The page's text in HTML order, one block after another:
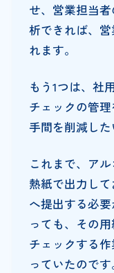
せ、営業担当
析できれば、
れます。
もう1つは、社
チェックの管
手間を削減した
これまで、ア
熱紙で出力し
へ提出する必
っても、その
チェックする
っていたのです